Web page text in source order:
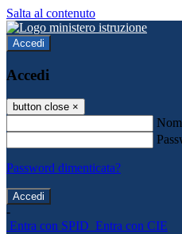
Salta al contenuto
Accedi
Accedi
button close ×
Password dimenticata?
-
Entra con SPID Entra con CIE